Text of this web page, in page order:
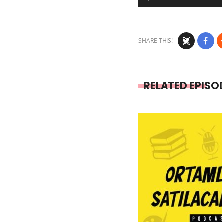
Player
SHARE THIS!
RELATED